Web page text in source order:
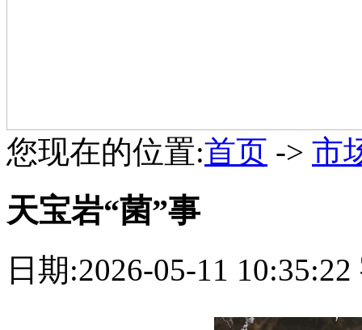
您现在的位置:首页 -> 市
天宝岩“菌”事
日期:2026-05-11